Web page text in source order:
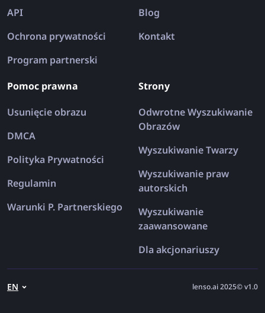
API
Ochrona prywatności
Program partnerski
Blog
Kontakt
Pomoc prawna
Usunięcie obrazu
DMCA
Polityka Prywatności
Regulamin
Warunki P. Partnerskiego
Strony
Odwrotne Wyszukiwanie
Obrazów
Wyszukiwanie Twarzy
Wyszukiwanie praw
autorskich
Wyszukiwanie
zaawansowane
Dla akcjonariuszy
EN lenso.ai 2025© v1.0